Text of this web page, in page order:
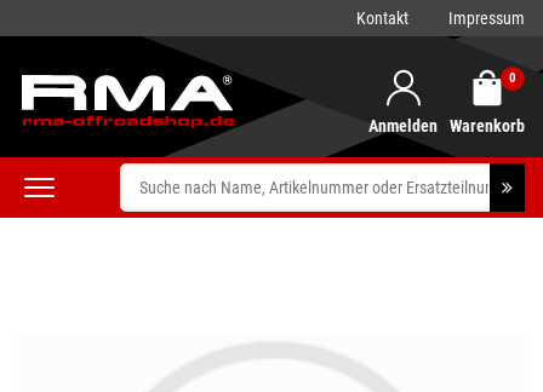
Kontakt Impressum
Anmelden
0
Warenkorb